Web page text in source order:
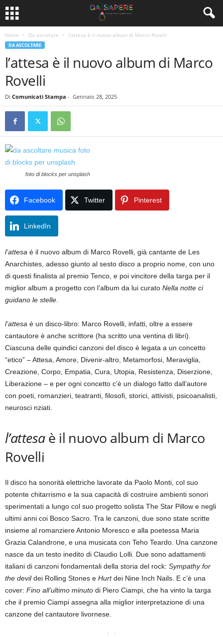
Home Da ascoltare l’attesa è il nuovo album di Marco Rovelli
DA ASCOLTARE
l’attesa è il nuovo album di Marco
Rovelli
Di Comunicati Stampa - Gennaio 28, 2025
foto di blocks per unsplash
Facebook Twitter Pinterest
LinkedIn
l’attesa è il nuovo album di Marco Rovelli, già cantante de Les
Anarchistes, adesso giunto al sesto disco a proprio nome, con uno
di questi finalista al premio Tenco, e poi vincitore della targa per il
miglior album a progetto con l’album da lui curato Nella notte ci
guidano le stelle
l’attesa è un disco-libro: Marco Rovelli, infatti, oltre a essere
cantautore è anche scrittore (ha scritto una ventina di libri).
Ciascuna delle quindici canzoni del disco è legata a un concetto
“etico” – Attesa, Amore, Divenir-altro, Metamorfosi, Meraviglia,
Creazione, Corpo, Empatia, Cura, Utopia, Resistenza, Diserzione,
Liberazione – e per ogni concetto c’è un dialogo fatto dall’autore
con poeti, romanzieri, teatranti, filosofi, storici, attivisti, psicoanalisti,
neurosci nziati.
l’attesaè il nuovo album di Marco
Rovelli
Il disco ha sonorità elettriche lavorate da Paolo Monti, col suo
potente chitarrismo e la sua capacità di costruire ambienti sonori
sperimentati a lungo col suo progetto solista The Star Pillow e negli
ultimi anni coi Bosco Sacro. Tra le canzoni, due sono state scritte
insieme al romanziere Antonio Moresco e alla poetessa Maria
Grazia Calandrone, e una musicata con Teho Teardo. Una canzone
nasce da un testo inedito di Claudio Lolli. Due sono adattamenti
italiani di canzoni fondamentali della storia del rock: Sympathy for
the devildei Rolling Stones e Hurtdei Nine Inch Nails. E c’è una
cover: Fino all’ultimo minuto di Piero Ciampi, che ha vinto la targa
che il premio Ciampi assegna alla miglior interpretazione di una
canzone del cantautore livornese.